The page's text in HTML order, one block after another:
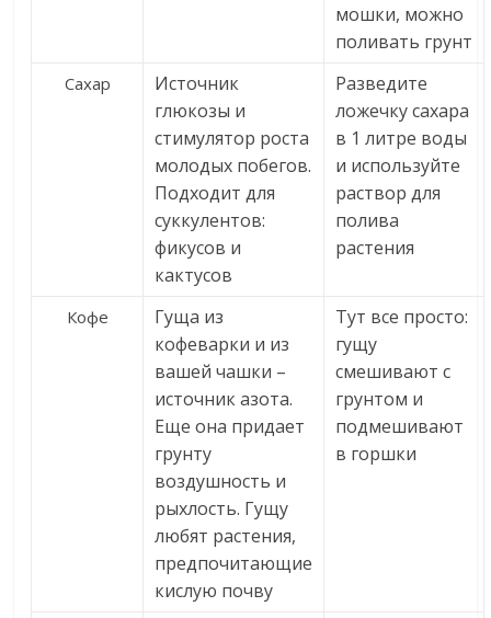
мошки, можно
поливать грунт
Сахар
Источник
глюкозы и
стимулятор роста
молодых побегов.
Подходит для
суккулентов:
фикусов и
кактусов
Разведите
ложечку сахара
в 1 литре воды
и используйте
раствор для
полива
растения
Кофе
Гуща из
кофеварки и из
вашей чашки –
источник азота.
Еще она придает
грунту
воздушность и
рыхлость. Гущу
любят растения,
предпочитающие
кислую почву
Тут все просто:
гущу
смешивают с
грунтом и
подмешивают
в горшки